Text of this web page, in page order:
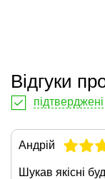
Відгуки
підтверджені
Андрій
Шукав якісні